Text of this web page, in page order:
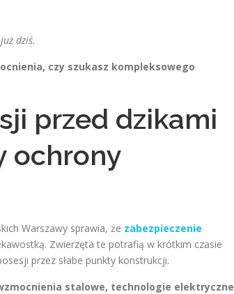
dziś.
czy szukasz kompleksowego
przed dzikami
ochrony
Warszawy sprawia, że zabezpieczenie
Zwierzęta te potrafią w krótkim czasie
przez słabe punkty konstrukcji.
stalowe, technologie elektryczne